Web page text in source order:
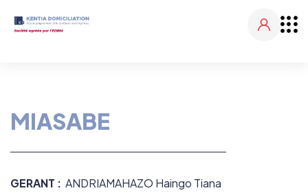
MIASABE
GERANT : ANDRIAMAHAZO Haingo Tiana